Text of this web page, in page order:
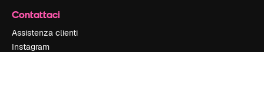
Contattaci
Assistenza clienti
Instagram